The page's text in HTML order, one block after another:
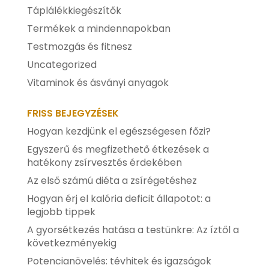
Táplálékkiegészítők
Termékek a mindennapokban
Testmozgás és fitnesz
Uncategorized
Vitaminok és ásványi anyagok
FRISS BEJEGYZÉSEK
Hogyan kezdjünk el egészségesen főzi?
Egyszerű és megfizethető étkezések a
hatékony zsírvesztés érdekében
Az első számú diéta a zsírégetéshez
Hogyan érj el kalória deficit állapotot: a
legjobb tippek
A gyorsétkezés hatása a testünkre: Az íztől a
következményekig
Potencianövelés: tévhitek és igazságok